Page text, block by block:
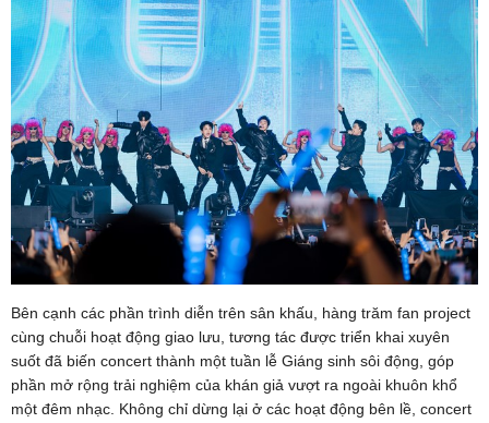
Bên cạnh các phần trình diễn trên sân khấu, hàng trăm fan project
cùng chuỗi hoạt động giao lưu, tương tác được triển khai xuyên
suốt đã biến concert thành một tuần lễ Giáng sinh sôi động, góp
phần mở rộng trải nghiệm của khán giả vượt ra ngoài khuôn khổ
một đêm nhạc. Không chỉ dừng lại ở các hoạt động bên lề, concert